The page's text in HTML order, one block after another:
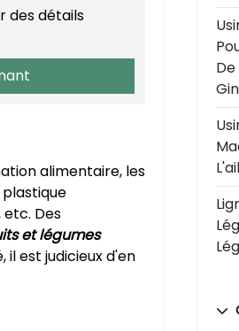
des détails
alimentaire, les
Des
et légumes
est judicieux d'en
L'ail